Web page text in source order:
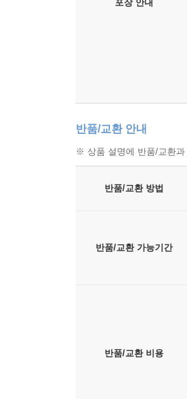
포장 안내
반품/교환 안내
※ 상품 설명에 반품/교환과
반품/교환 방법
반품/교환 가능기간
반품/교환 비용